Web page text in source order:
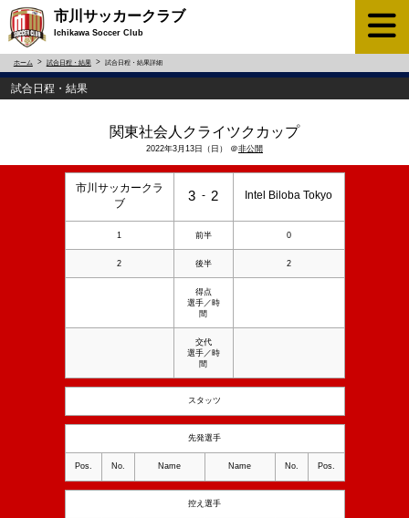
市川サッカークラブ
Ichikawa Soccer Club
ホーム 試合日程・結果 試合日程・結果詳細
試合日程・結果
関東社会人クライツクカップ
2022年3月13日（日） ＠非公開
市川サッカークラ
ブ
3 - 2 Intel Biloba Tokyo
1 前半 0
2 後半 2
得点
選手／時
間
交代
選手／時
間
スタッツ
先発選手
Pos. No. Name Name No. Pos.
控え選手